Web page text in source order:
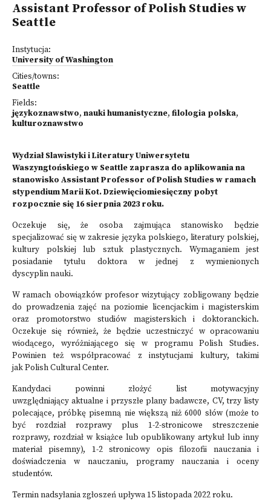
Assistant Professor of Polish Studies w
Seattle
Instytucja:
University of Washington
Cities/towns:
Seattle
Fields:
językoznawstwo, nauki humanistyczne, filologia polska,
kulturoznawstwo
Wydział Slawistyki i Literatury Uniwersytetu
Waszyngtońskiego w Seattle zaprasza do aplikowania na
stanowisko Assistant Professor of Polish Studies w ramach
stypendium Marii Kot. Dziewięciomiesięczny pobyt
rozpocznie się 16 sierpnia 2023 roku.
Oczekuje się, że osoba zajmująca stanowisko będzie
specjalizować się w zakresie języka polskiego, literatury polskiej,
kultury polskiej lub sztuk plastycznych. Wymaganiem jest
posiadanie tytułu doktora w jednej z wymienionych
dyscyplin nauki.
W ramach obowiązków profesor wizytujący zobligowany będzie
do prowadzenia zajęć na poziomie licencjackim i magisterskim
oraz promotorstwo studiów magisterskich i doktoranckich.
Oczekuje się również, że będzie uczestniczyć w opracowaniu
wiodącego, wyróżniającego się w programu Polish Studies.
Powinien też współpracować z instytucjami kultury, takimi
jak Polish Cultural Center.
Kandydaci powinni złożyć list motywacyjny
uwzględniający aktualne i przyszłe plany badawcze, CV, trzy listy
polecające, próbkę pisemną nie większą niż 6000 słów (może to
być rozdział rozprawy plus 1-2-stronicowe streszczenie
rozprawy, rozdział w książce lub opublikowany artykuł lub inny
materiał pisemny), 1-2 stronicowy opis filozofii nauczania i
doświadczenia w nauczaniu, programy nauczania i oceny
studentów.
Termin nadsyłania zgłoszeń upływa 15 listopada 2022 roku.